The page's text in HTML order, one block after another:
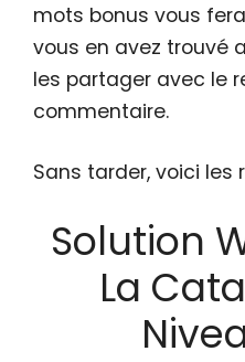
mots bonus vous
vous en avez trouvé
les partager avec le
commentaire.
Sans tarder, voici les
Solution
La